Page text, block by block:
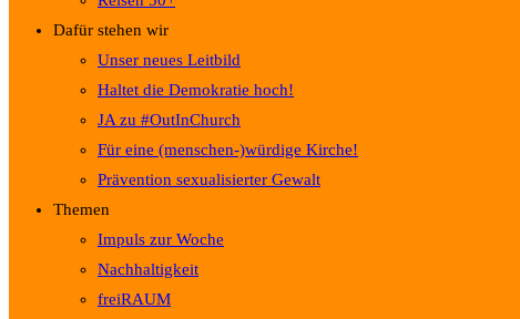
Dafür stehen wir
Unser neues Leitbild
Haltet die Demokratie hoch!
JA zu #OutInChurch
Für eine (menschen-)würdige Kirche!
Prävention sexualisierter Gewalt
Themen
Impuls zur Woche
Nachhaltigkeit
freiRAUM